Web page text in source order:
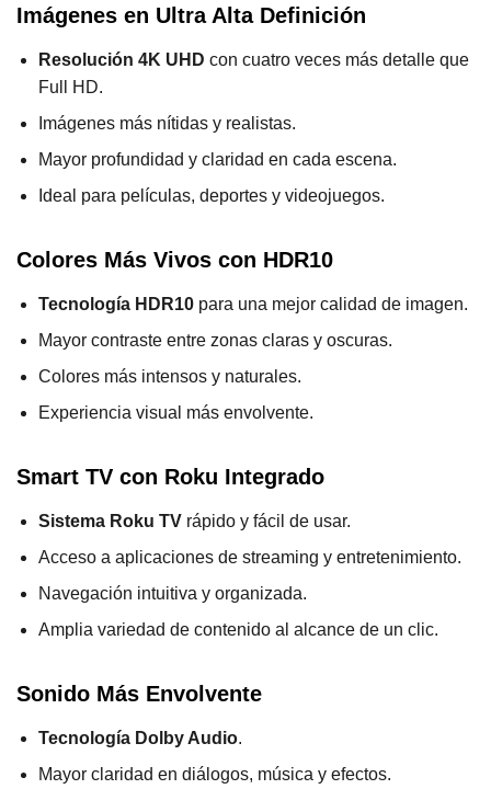
Imágenes en Ultra Alta Definición
Resolución 4K UHD con cuatro veces más detalle que
Full HD.
Imágenes más nítidas y realistas.
Mayor profundidad y claridad en cada escena.
Ideal para películas, deportes y videojuegos.
Colores Más Vivos con HDR10
Tecnología HDR10 para una mejor calidad de imagen.
Mayor contraste entre zonas claras y oscuras.
Colores más intensos y naturales.
Experiencia visual más envolvente.
Smart TV con Roku Integrado
Sistema Roku TV rápido y fácil de usar.
Acceso a aplicaciones de streaming y entretenimiento.
Navegación intuitiva y organizada.
Amplia variedad de contenido al alcance de un clic.
Sonido Más Envolvente
Tecnología Dolby Audio.
Mayor claridad en diálogos, música y efectos.